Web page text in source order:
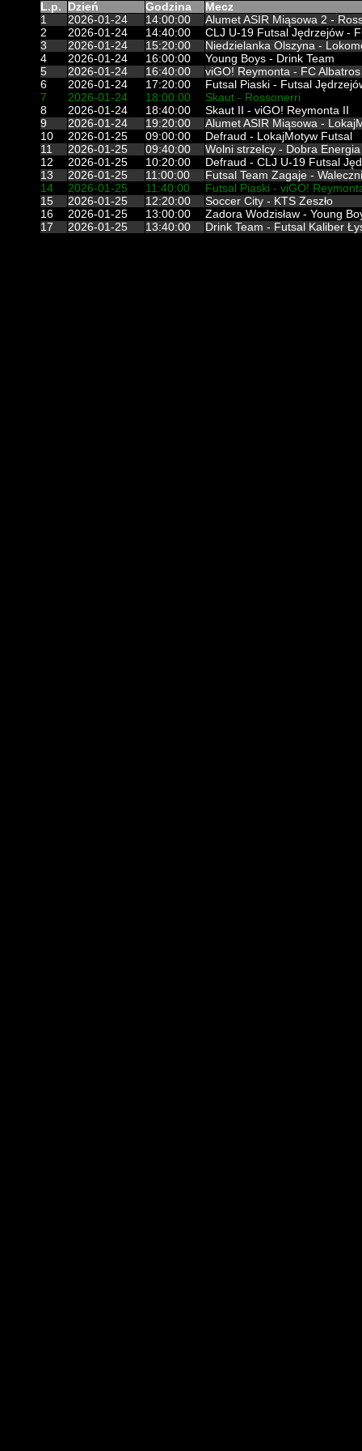
L.p. Dzień Godzina
Mecz
1
2026-01-24 14:00:00
Alumet ASIR Miąsowa 2 -
2
2026-01-24 14:40:00
CLJ U-19 Futsal Jędrzejów -
3
2026-01-24 15:20:00
Niedzielanka Olszyna -
4
2026-01-24 16:00:00
Young Boys - Drink Team
5
2026-01-24 16:40:00
viGO! Reymonta - FC Albatros
6
2026-01-24 17:20:00
Futsal Piaski - Futsal
7
2026-01-24 18:00:00
Skaut - Rossonerri
8
2026-01-24 18:40:00
Skaut II - viGO! Reymonta II
9
2026-01-24 19:20:00
Alumet ASIR Miąsowa -
10
2026-01-25 09:00:00
Defraud - LokajMotyw Futsal
11
2026-01-25 09:40:00
Wolni strzelcy - Dobra
12
2026-01-25 10:20:00
Defraud - CLJ U-19 Futsal
13
2026-01-25 11:00:00
Futsal Team Zagaje - Waleczni
14
2026-01-25 11:40:00
Futsal Piaski - viGO!
15
2026-01-25 12:20:00
Soccer City - KTS Zeszło
16
2026-01-25 13:00:00
Zadora Wodzisław - Young
17
2026-01-25 13:40:00 Drink Team - Futsal Kaliber